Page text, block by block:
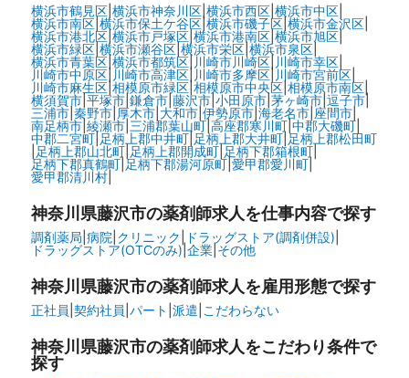
横浜市鶴見区| 横浜市神奈川区| 横浜市西区| 横浜市中区|
横浜市南区| 横浜市保土ケ谷区|横浜市磯子区| 横浜市金沢区|
横浜市港北区| 横浜市戸塚区| 横浜市港南区| 横浜市旭区|
横浜市緑区| 横浜市瀬谷区| 横浜市栄区| 横浜市泉区|
横浜市青葉区| 横浜市都筑区| 川崎市川崎区| 川崎市幸区|
川崎市中原区| 川崎市高津区| 川崎市多摩区| 川崎市宮前区|
川崎市麻生区|相模原市緑区|相模原市中央区| 相模原市南区|
横須賀市| 平塚市| 鎌倉市| 藤沢市| 小田原市| 茅ヶ崎市| 逗子市|
三浦市| 秦野市| 厚木市| 大和市| 伊勢原市| 海老名市| 座間市|
南足柄市| 綾瀬市| 三浦郡葉山町| 高座郡寒川町| 中郡大磯町|
中郡二宮町| 足柄上郡中井町| 足柄上郡大井町| 足柄上郡松田町
足柄上郡山北町| 足柄上郡開成町| 足柄下郡箱根町|
足柄下郡真鶴町| 足柄下郡湯河原町| 愛甲郡愛川町|
愛甲郡清川村|
神奈川県藤沢市の薬剤師求人を仕事内容で探す
調剤薬局 病院 クリニック ドラッグストア(調剤併設)
ドラッグストア(OTCのみ)| 企業| その他
神奈川県藤沢市の薬剤師求人を雇用形態で探す
正社員 契約社員 パート 派遣 こだわらない
神奈川県藤沢市の薬剤師求人をこだわり条件で
探す